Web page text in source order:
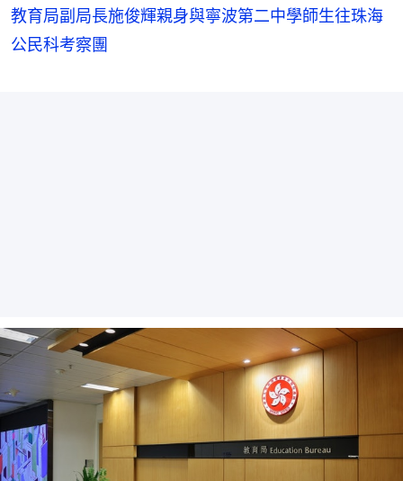
教育局副局長施俊輝親身與寧波第二中學師生往珠海
公民科考察團